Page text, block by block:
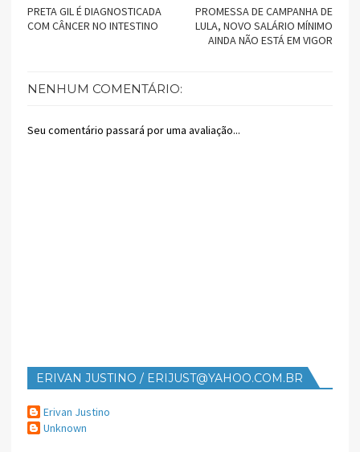
PROMESSA DE CAMPANHA DE
LULA, NOVO SALÁRIO MÍNIMO
AINDA NÃO ESTÁ EM VIGOR
PRETA GIL É DIAGNOSTICADA
COM CÂNCER NO INTESTINO
NENHUM COMENTÁRIO:
Seu comentário passará por uma avaliação...
ERIVAN JUSTINO / ERIJUST@YAHOO.COM.BR
Erivan Justino
Unknown